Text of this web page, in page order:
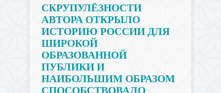
СКРУПУЛЁЗНОСТИ
АВТОРА ОТКРЫЛО
ИСТОРИЮ РОССИИ ДЛЯ
ШИРОКОЙ
ОБРАЗОВАННОЙ
ПУБЛИКИ И
НАИБОЛЬШИМ ОБРАЗОМ
СПОСОБСТВОВАЛО